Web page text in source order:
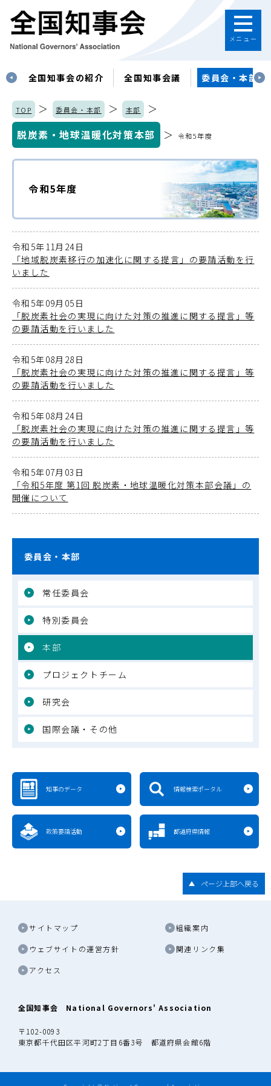
メニュー
全国知事会の紹介 全国知事会議 委員会・本部
TOP ＞ 委員会・本部 ＞ 本部
＞
脱炭素・地球温暖化対策本部
＞ 令和5年度
令和5年度
令和5年11月24日
「地域脱炭素移行の加速化に関する提言」の要請活動を行
いました
令和5年09月05日
「脱炭素社会の実現に向けた対策の推進に関する提言」等
の要請活動を行いました
令和5年08月28日
「脱炭素社会の実現に向けた対策の推進に関する提言」等
の要請活動を行いました
令和5年08月24日
「脱炭素社会の実現に向けた対策の推進に関する提言」等
の要請活動を行いました
令和5年07月03日
「令和5年度 第1回 脱炭素・地球温暖化対策本部会議」の
開催について
委員会・本部
常任委員会
特別委員会
本部
プロジェクトチーム
研究会
国際会議・その他
知事のデータ 情報検索ポータル
政策要請活動 都道府県情報
ページ上部へ戻る
サイトマップ 組織案内
ウェブサイトの運営方針 関連リンク集
アクセス
全国知事会 National Governors' Association
〒102-0093
東京都千代田区平河町2丁目6番3号 都道府県会館6階